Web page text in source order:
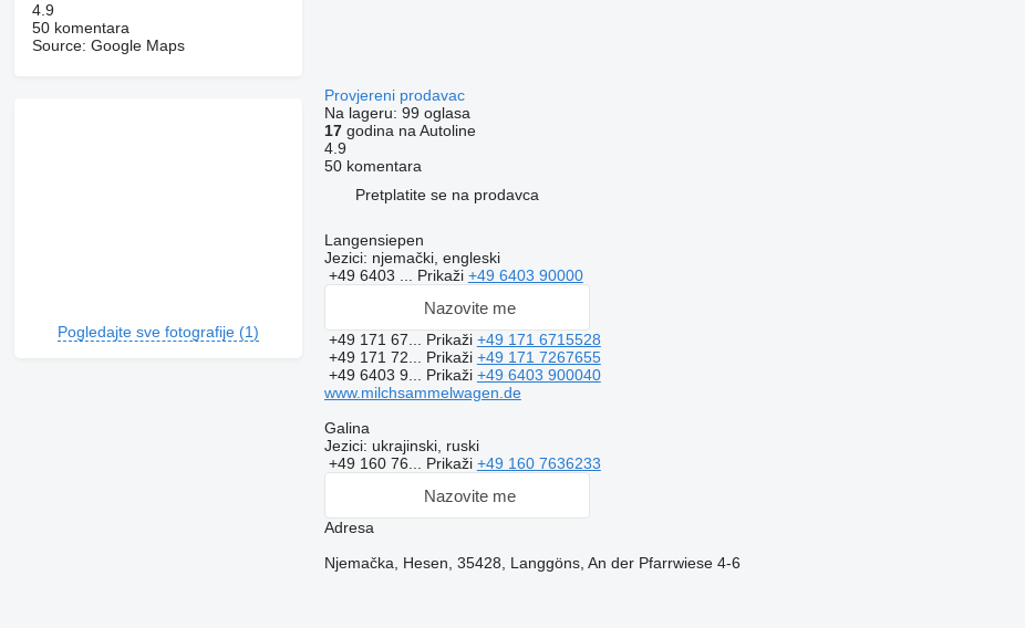
4.9
50 komentara
Source: Google Maps
Pogledajte sve fotografije (1)
Provjereni prodavac
Na lageru: 99 oglasa
17godina na Autoline
4.9
50 komentara
Pretplatite se na prodavca
Langensiepen
Jezici: njemački, engleski
+49 6403 ... Prikaži +49 6403 90000
Nazovite me
+49 171 67... Prikaži +49 171 6715528
+49 171 72... Prikaži +49 171 7267655
+49 6403 9... Prikaži +49 6403 900040
www.milchsammelwagen.de
Galina
Jezici: ukrajinski, ruski
+49 160 76... Prikaži +49 160 7636233
Nazovite me
Adresa
Njemačka, Hesen, 35428, Langgöns, An der Pfarrwiese 4-6